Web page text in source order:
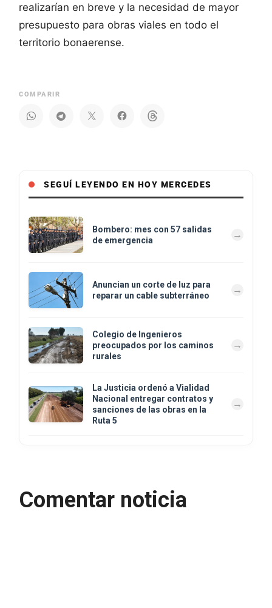
realizarían en breve y la necesidad de mayor
presupuesto para obras viales en todo el
territorio bonaerense.
COMPARIR
SEGUÍ LEYENDO EN HOY MERCEDES
Bombero: mes con 57 salidas
de emergencia
Anuncian un corte de luz para
reparar un cable subterráneo
Colegio de Ingenieros
preocupados por los caminos
rurales
La Justicia ordenó a Vialidad
Nacional entregar contratos y
sanciones de las obras en la
Ruta 5
Comentar noticia